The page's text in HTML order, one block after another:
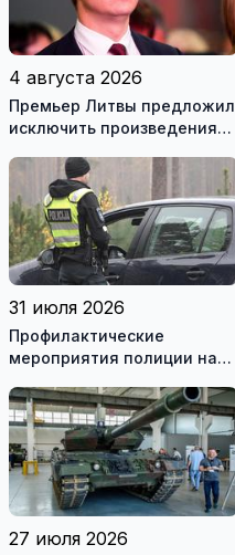
4 августа 2026
Премьер Литвы предложил
исключить произведения
рекомендуемой
литературы
31 июля 2026
Профилактические
мероприятия полиции на
27 июля 2026